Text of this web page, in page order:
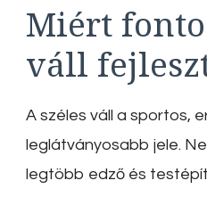
Miért
váll
A széles váll a sportos,
leglátványosabb jele.
legtöbb edző és